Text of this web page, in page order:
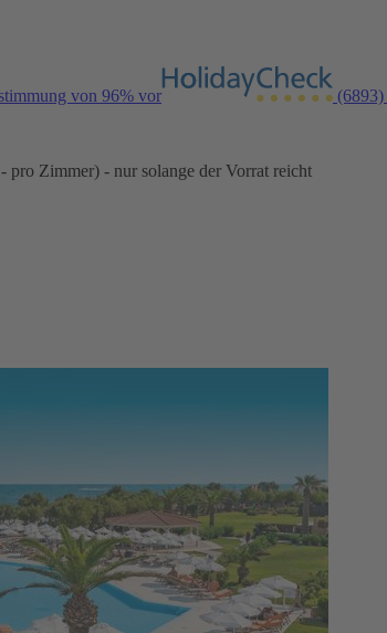
von 96% vor (6893)
Zimmer) - nur solange der Vorrat reicht